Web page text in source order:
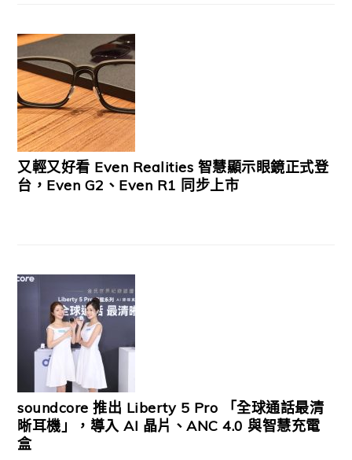
又輕又好看 Even Realities 智慧顯示眼鏡正式登
台，Even G2、Even R1 同步上市
soundcore 推出 Liberty 5 Pro 「全球通話最清
晰耳機」，導入 AI 晶片、ANC 4.0 與智慧充電
盒